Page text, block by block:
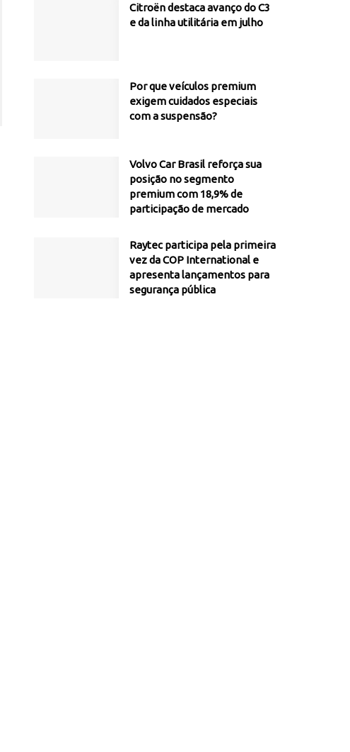
Citroën destaca avanço do C3
e da linha utilitária em julho
Por que veículos premium
exigem cuidados especiais
com a suspensão?
Volvo Car Brasil reforça sua
posição no segmento
premium com 18,9% de
participação de mercado
Raytec participa pela primeira
vez da COP International e
apresenta lançamentos para
segurança pública